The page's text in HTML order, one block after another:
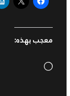
معجب بهذه:
Loading…